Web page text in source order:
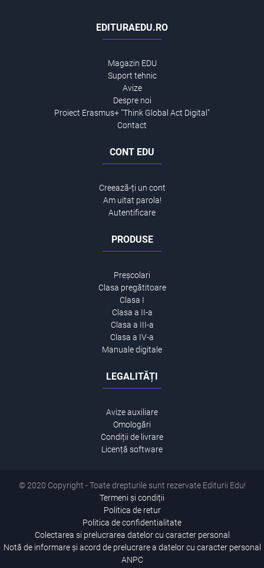
EDITURAEDU.RO
Magazin EDU
Suport tehnic
Avize
Despre noi
Proiect Erasmus+ "Think Global Act Digital"
Contact
CONT EDU
Creează-ți un cont
Am uitat parola!
Autentificare
PRODUSE
Preșcolari
Clasa pregătitoare
Clasa I
Clasa a II-a
Clasa a III-a
Clasa a IV-a
Manuale digitale
LEGALITĂȚI
Avize auxiliare
Omologări
Condiții de livrare
Licență software
© 2020 Copyright - Toate drepturile sunt rezervate Editurii Edu!
Termeni și condiții
Politica de retur
Politica de confidentialitate
Colectarea si prelucrarea datelor cu caracter personal
Notă de informare și acord de prelucrare a datelor cu caracter personal
ANPC